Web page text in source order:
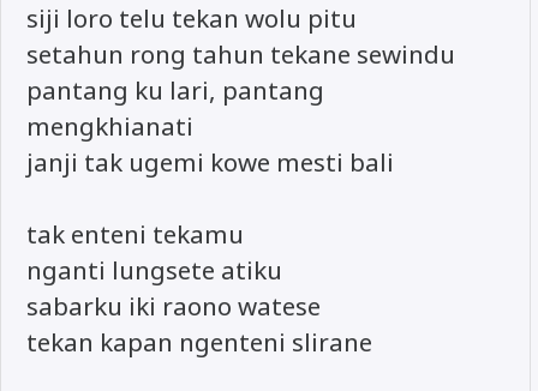
siji loro telu tekan wolu pitu
setahun rong tahun tekane sewindu
pantang ku lari, pantang
mengkhianati
janji tak ugemi kowe mesti bali
tak enteni tekamu
nganti lungsete atiku
sabarku iki raono watese
tekan kapan ngenteni slirane